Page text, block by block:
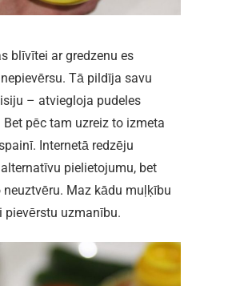
blīvītei ar gredzenu es
Tā pildīja savu
– atviegloja pudeles
Bet pēc tam uzreiz to izmeta
Internetā redzēju
pielietojumu, bet
neuztvēru. Maz kādu muļķību
pievērstu uzmanību.